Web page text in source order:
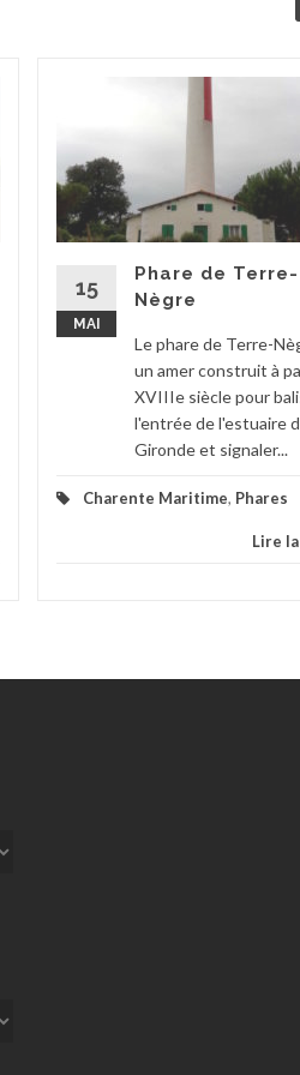
15
MAI
Phare de Terre-
Nègre
Le phare de Terre-
un amer construit à
XVIIIe siècle pour
l'entrée de l'estuaire
Gironde et signaler...
Charente Maritime, Phares
Lire